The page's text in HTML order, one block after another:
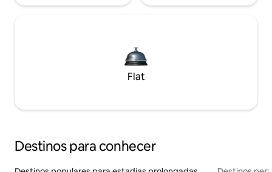
Flat
Destinos para conhecer